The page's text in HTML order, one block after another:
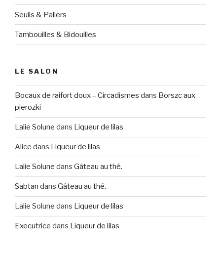
Seuils & Paliers
Tambouilles & Bidouilles
LE SALON
Bocaux de raifort doux – Circadismes dans Borszc aux
pierozki
Lalie Solune dans Liqueur de lilas
Alice dans Liqueur de lilas
Lalie Solune dans Gâteau au thé.
Sabtan dans Gâteau au thé.
Lalie Solune dans Liqueur de lilas
Executrice dans Liqueur de lilas